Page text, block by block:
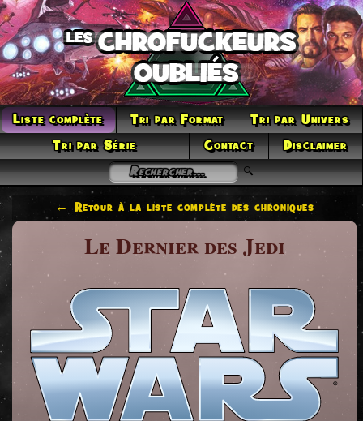
Liste complète Tri par Format
Tri par Univers
Tri par Série
Contact Disclaimer
← Retour à la liste complète des chroniques
Le Dernier des Jedi